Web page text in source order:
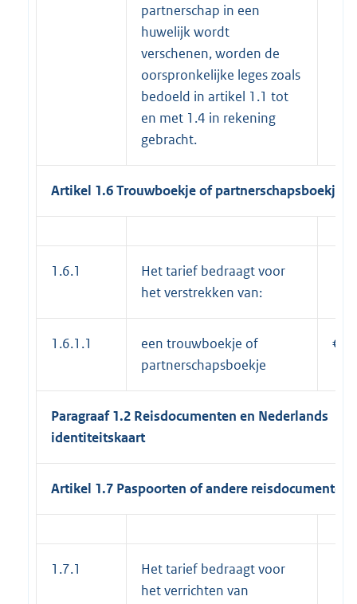
partnerschap in een
huwelijk wordt
verschenen, worden de
oorspronkelijke leges zoals
bedoeld in artikel 1.1 tot
en met 1.4 in rekening
gebracht.
Artikel 1.6 Trouwboekje of partnerschapsboekje
1.6.1
Het tarief bedraagt voor
het verstrekken van:
1.6.1.1
een trouwboekje of
partnerschapsboekje
€
Paragraaf 1.2 Reisdocumenten en Nederlands
identiteitskaart
Artikel 1.7 Paspoorten of andere reisdocumenten
1.7.1
Het tarief bedraagt voor
het verrichten van